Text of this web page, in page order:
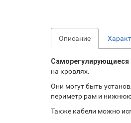
Описание
Саморегулирующиеся
на кровлях.
Они могут быть
периметр рам и
Также кабели можно